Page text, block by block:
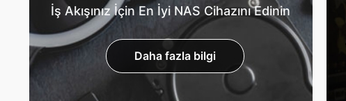
İş Akışınız İçin En İyi NAS Cihazını Edinin
Daha fazla bilgi